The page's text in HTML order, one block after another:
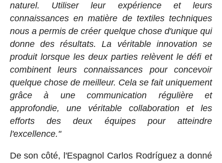
naturel. Utiliser leur expérience et leurs
connaissances en matière de textiles techniques
nous a permis de créer quelque chose d'unique qui
donne des résultats. La véritable innovation se
produit lorsque les deux parties relèvent le défi et
combinent leurs connaissances pour concevoir
quelque chose de meilleur. Cela se fait uniquement
grâce à une communication régulière et
approfondie, une véritable collaboration et les
efforts des deux équipes pour atteindre
l'excellence."
De son côté, l'Espagnol Carlos Rodríguez a donné